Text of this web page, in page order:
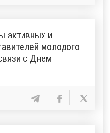
активных и
молодого
с Днем